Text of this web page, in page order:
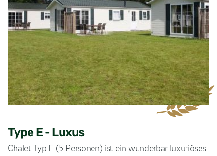
Type E - Luxus
Chalet Typ E (5 Personen) ist ein wunderbar luxuriöses